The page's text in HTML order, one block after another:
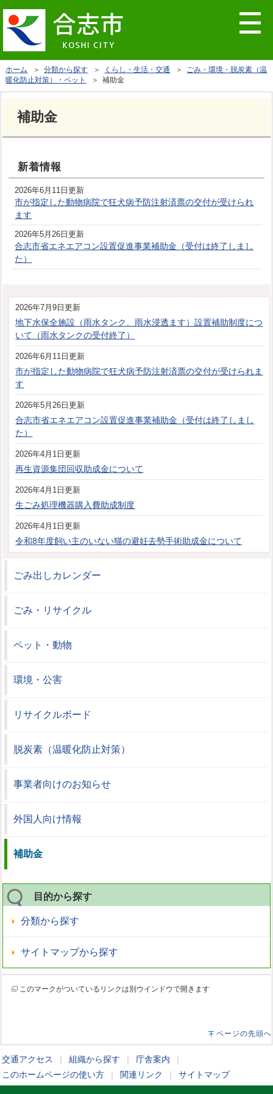
ホーム ＞分類から探す ＞ くらし・生活・交通 ＞ ごみ・環境・脱炭素（温
暖化防止対策）・ペット
＞ 補助金
補助金
新着情報
2026年6月11日更新
市が指定した動物病院で狂犬病予防注射済票の交付が受けられ
ます
2026年5月26日更新
合志市省エネエアコン設置促進事業補助金（受付は終了しまし
た）
2026年7月9日更新
地下水保全施設（雨水タンク、雨水浸透ます）設置補助制度につ
いて（雨水タンクの受付終了）
2026年6月11日更新
市が指定した動物病院で狂犬病予防注射済票の交付が受けられま
す
2026年5月26日更新
合志市省エネエアコン設置促進事業補助金（受付は終了しまし
た）
2026年4月1日更新
再生資源集団回収助成金について
2026年4月1日更新
生ごみ処理機器購入費助成制度
2026年4月1日更新
令和8年度飼い主のいない猫の避妊去勢手術助成金について
ごみ出しカレンダー
ごみ・リサイクル
ペット・動物
環境・公害
リサイクルボード
脱炭素（温暖化防止対策）
事業者向けのお知らせ
外国人向け情報
補助金
目的から探す
分類から探す
サイトマップから探す
このマークがついているリンクは別ウインドウで開きます
ページの先頭へ
交通アクセス 組織から探す 庁舎案内
このホームページの使い方
関連リンク サイトマップ